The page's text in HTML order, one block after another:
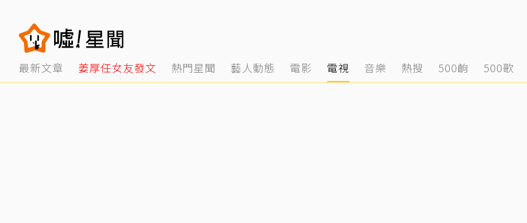
最新文章 姜厚任女友發文 熱門星聞 藝人動態 電影 電視 音樂 熱搜 500齣 500歌